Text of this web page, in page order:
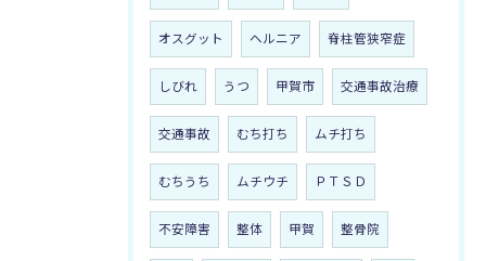
オスグット ヘルニア 脊柱管狭窄症
しびれ うつ 甲賀市 交通事故治療
交通事故 むち打ち ムチ打ち
むちうち ムチウチ ＰＴＳＤ
不安障害 整体 甲賀 整骨院